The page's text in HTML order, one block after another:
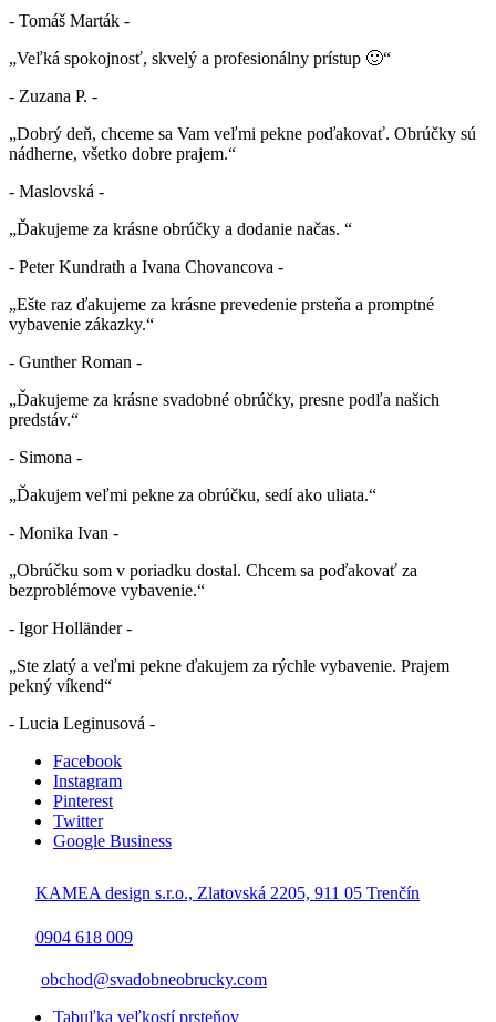
- Tomáš Marták -
„Veľká spokojnosť, skvelý a profesionálny prístup 🙂“
- Zuzana P. -
„Dobrý deň, chceme sa Vam veľmi pekne poďakovať. Obrúčky sú
nádherne, všetko dobre prajem.“
- Maslovská -
„Ďakujeme za krásne obrúčky a dodanie načas. “
- Peter Kundrath a Ivana Chovancova -
„Ešte raz ďakujeme za krásne prevedenie prsteňa a promptné
vybavenie zákazky.“
- Gunther Roman -
„Ďakujeme za krásne svadobné obrúčky, presne podľa našich
predstáv.“
- Simona -
„Ďakujem veľmi pekne za obrúčku, sedí ako uliata.“
- Monika Ivan -
„Obrúčku som v poriadku dostal. Chcem sa poďakovať za
bezproblémove vybavenie.“
- Igor Holländer -
„Ste zlatý a veľmi pekne ďakujem za rýchle vybavenie. Prajem
pekný víkend“
- Lucia Leginusová -
Facebook
Instagram
Pinterest
Twitter
Google Business
KAMEA design s.r.o., Zlatovská 2205, 911 05 Trenčín
0904 618 009
obchod@svadobneobrucky.com
Tabuľka veľkostí prsteňov